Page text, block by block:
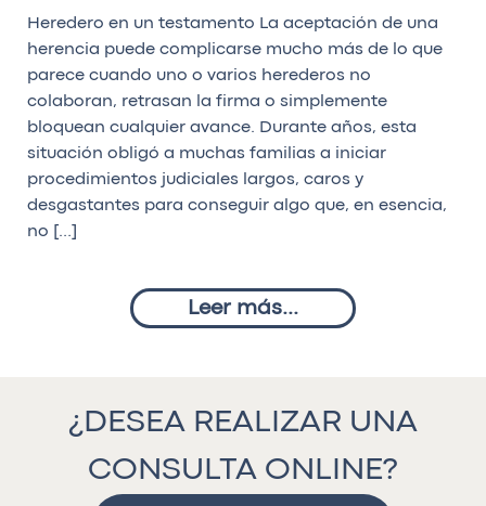
Heredero en un testamento La aceptación de una
herencia puede complicarse mucho más de lo que
parece cuando uno o varios herederos no
colaboran, retrasan la firma o simplemente
bloquean cualquier avance. Durante años, esta
situación obligó a muchas familias a iniciar
procedimientos judiciales largos, caros y
desgastantes para conseguir algo que, en esencia,
no […]
Leer más...
¿DESEA REALIZAR UNA
CONSULTA ONLINE?